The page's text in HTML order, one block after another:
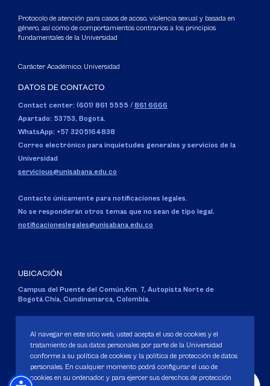
Protocolo de atención para casos de acoso, violencia sexual y basada en
género, así como de comportamientos contrarios a los principios
fundamentales de la Universidad
Carácter Académico: Universidad
DATOS DE CONTACTO
Contact center: (601) 861 5555 / 861 6666
Apartado: 53753, Bogotá.
WhatsApp: +57 3205164838
Correo electrónico para inquietudes generales y servicios de la
Universidad
servicious@unisabana.edu.co
Contacto únicamente para notificaciones legales.
No se responderán otros temas que no sean de tipo legal.
notificacioneslegales@unisabana.edu.co
UBICACIÓN
Campus del Puente del Común,Km. 7, Autopista Norte de
Bogotá.Chía, Cundinamarca, Colombia.
Personería Jurídica:Resolución 130 del 14 de enero de 1980.
Ministerio de Educación Nacional.
Al navegar en este sitio web, usted acepta el uso de cookies y el
tratamiento de sus datos personales por parte de la Universidad
conforme a su política de cookies y la política de protección de datos
personales. En cualquier momento podrá configurar el uso de
cookies en su ordenador, y para ejercer sus derechos de protección